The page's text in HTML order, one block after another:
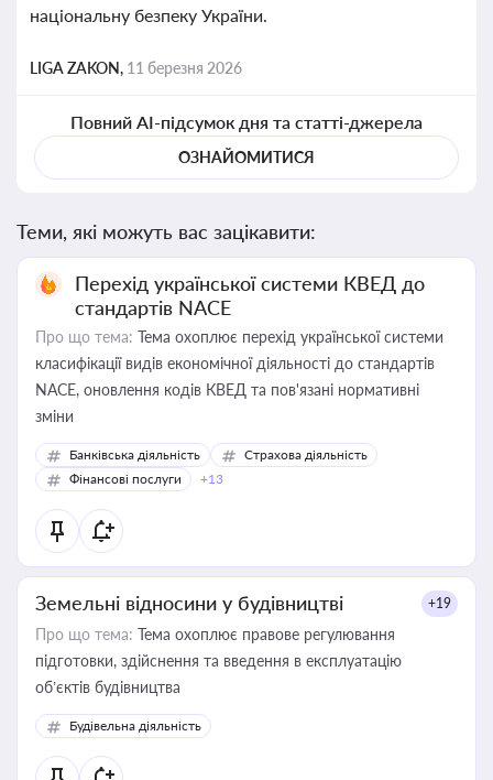
національну безпеку України.
LIGA ZAKON, 11 березня 2026
Повний AI-підсумок дня та статті-джерела
ОЗНАЙОМИТИСЯ
Теми, які можуть вас зацікавити:
Перехід української системи КВЕД до
стандартів NACE
Про що тема: Тема охоплює перехід української системи
класифікації видів економічної діяльності до стандартів
NACE, оновлення кодів КВЕД та пов'язані нормативні
зміни
Банківська діяльність
Страхова діяльність
Фінансові послуги
+13
Земельні відносини у будівництві +19
Про що тема: Тема охоплює правове регулювання
підготовки, здійснення та введення в експлуатацію
об’єктів будівництва
Будівельна діяльність